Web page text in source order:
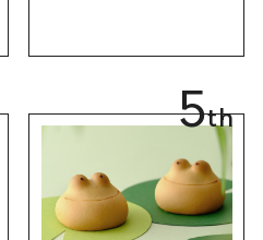
き用、女性向けまで幅
5th